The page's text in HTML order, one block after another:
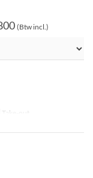
(Btw incl.)
Take-out